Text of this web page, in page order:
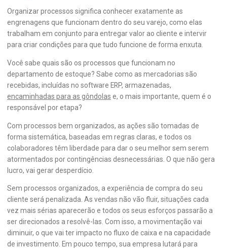
Organizar processos significa conhecer exatamente as
engrenagens que funcionam dentro do seu varejo, como elas
trabalham em conjunto para entregar valor ao cliente e intervir
para criar condições para que tudo funcione de forma enxuta.
Você sabe quais são os processos que funcionam no
departamento de estoque? Sabe como as mercadorias são
recebidas, incluídas no software ERP, armazenadas,
encaminhadas para as gôndolas e, o mais importante, quem é o
responsável por etapa?
Com processos bem organizados, as ações são tomadas de
forma sistemática, baseadas em regras claras, e todos os
colaboradores têm liberdade para dar o seu melhor sem serem
atormentados por contingências desnecessárias. O que não gera
lucro, vai gerar desperdício.
Sem processos organizados, a experiência de compra do seu
cliente será penalizada. As vendas não vão fluir, situações cada
vez mais sérias aparecerão e todos os seus esforços passarão a
ser direcionados a resolvê-las. Com isso, a movimentação vai
diminuir, o que vai ter impacto no fluxo de caixa e na capacidade
de investimento. Em pouco tempo, sua empresa lutará para